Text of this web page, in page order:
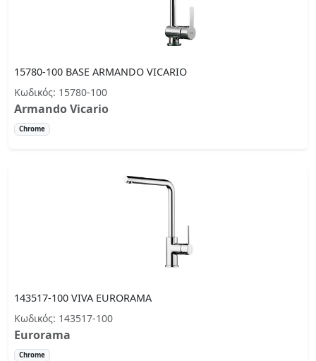
15780-100 BASE ARMANDO VICARIO
Κωδικός: 15780-100
Armando Vicario
Chrome
143517-100 VIVA EURORAMA
Κωδικός: 143517-100
Eurorama
Chrome